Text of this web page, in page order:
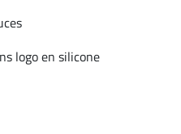
logo en silicone